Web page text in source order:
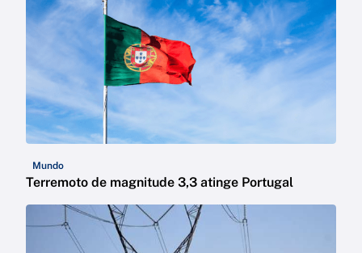
Mundo
Terremoto de magnitude 3,3 atinge Portugal